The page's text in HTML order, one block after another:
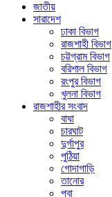
জাতীয়
সারাদেশ
ঢাকা বিভাগ
রাজশাহী বিভাগ
চট্টগ্রাম বিভাগ
বরিশাল বিভাগ
রংপুর বিভাগ
খুলনা বিভাগ
রাজশাহীর সংবাদ
বাঘা
চারঘাট
দুর্গাপুর
পুঠিয়া
গোদাগাড়ি
তানোর
পবা